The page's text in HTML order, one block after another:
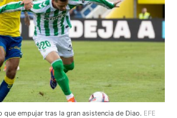
que empujar tras la gran asistencia de Diao. EFE